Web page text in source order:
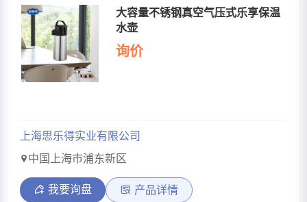
大容量不锈钢真空气压式乐享保温
水壶
询价
上海思乐得实业有限公司
中国上海市浦东新区
我要询盘 产品详情